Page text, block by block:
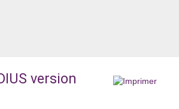
version